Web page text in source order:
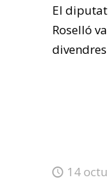
El
Roselló
14